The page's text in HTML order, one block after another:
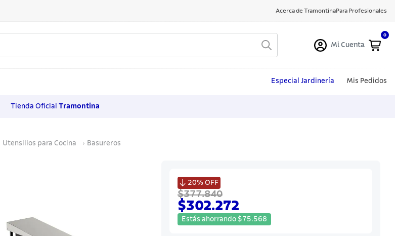
Acerca de TramontinaPara Profesionales
Mi Cuenta
0
Especial Jardinería Mis Pedidos
Tienda Oficial Tramontina
Utensilios para Cocina Basureros
 20% OFF
$377.840
$302.272
Estás ahorrando $75.568